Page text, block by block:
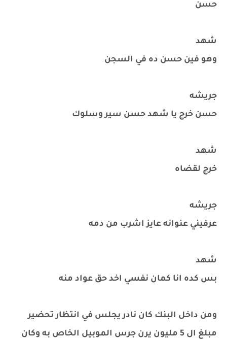
حسن
شهد
وهو فين حسن ده في السجن
جريشه
حسن خرج يا شهد حسن سير وسلوك
شهد
خرج لقضاه
جريشه
عرفيني عنوانه عايز اشرب من دمه
شهد
بس كده انا كمان نفسي اخد حق عواد منه
ومن داخل البنك كان نادر يجلس في انتظار تحضير
مبلغ ال 5 مليون يرن جرس الموبيل الخاص به وكان